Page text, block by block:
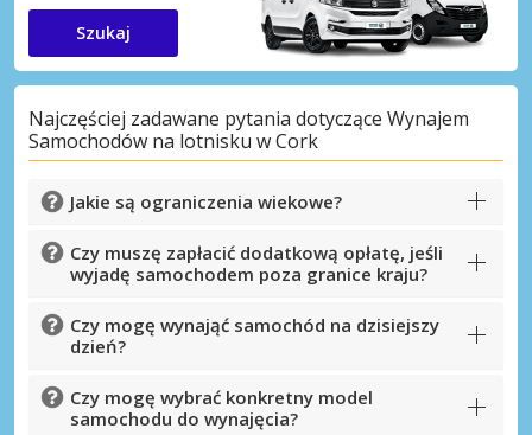
Szukaj
Najczęściej zadawane pytania dotyczące Wynajem
Samochodów na lotnisku w Cork
Jakie są ograniczenia wiekowe?
Czy muszę zapłacić dodatkową opłatę, jeśli
wyjadę samochodem poza granice kraju?
Czy mogę wynająć samochód na dzisiejszy
dzień?
Czy mogę wybrać konkretny model
samochodu do wynajęcia?